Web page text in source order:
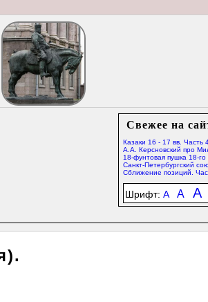
Свежее на
Казаки 16 - 17 вв. Часть
А.А. Керсновский про
18-фунтовая пушка 18-го
Санкт-Петербургский
Сближение позиций.
Шрифт:A A A